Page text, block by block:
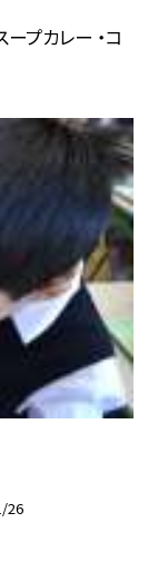
ープカレー ・コ
26